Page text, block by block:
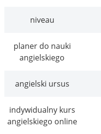
niveau
planer do nauki
angielskiego
angielski ursus
indywidualny kurs
angielskiego online